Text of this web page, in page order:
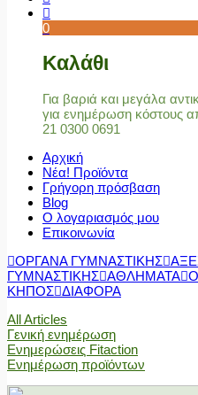
0
Καλάθι
Για βαριά και μεγάλα
για ενημέρωση κόστους
21 0300 0691
Αρχική
Νέα! Προϊόντα
Γρήγορη πρόσβαση
Blog
Ο λογαριασμός μου
Επικοινωνία
ΟΡΓΑΝΑ ΓΥΜΝΑΣΤΙΚΗΣ
ΓΥΜΝΑΣΤΙΚΗΣ ΑΘΛΗΜΑΤΑ
ΚΗΠΟΣ ΔΙΑΦΟΡΑ
All Articles
Γενική ενημέρωση
Ενημερώσεις Fitaction
Ενημέρωση προϊόντων